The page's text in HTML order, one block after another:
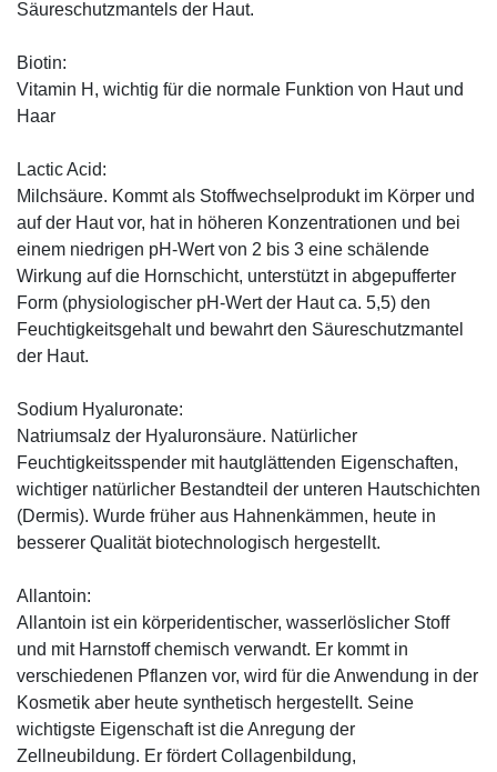
Säureschutzmantels der Haut.
Biotin:
Vitamin H, wichtig für die normale Funktion von Haut und
Haar
Lactic Acid:
Milchsäure. Kommt als Stoffwechselprodukt im Körper und
auf der Haut vor, hat in höheren Konzentrationen und bei
einem niedrigen pH-Wert von 2 bis 3 eine schälende
Wirkung auf die Hornschicht, unterstützt in abgepufferter
Form (physiologischer pH-Wert der Haut ca. 5,5) den
Feuchtigkeitsgehalt und bewahrt den Säureschutzmantel
der Haut.
Sodium Hyaluronate:
Natriumsalz der Hyaluronsäure. Natürlicher
Feuchtigkeitsspender mit hautglättenden Eigenschaften,
wichtiger natürlicher Bestandteil der unteren Hautschichten
(Dermis). Wurde früher aus Hahnenkämmen, heute in
besserer Qualität biotechnologisch hergestellt.
Allantoin:
Allantoin ist ein körperidentischer, wasserlöslicher Stoff
und mit Harnstoff chemisch verwandt. Er kommt in
verschiedenen Pflanzen vor, wird für die Anwendung in der
Kosmetik aber heute synthetisch hergestellt. Seine
wichtigste Eigenschaft ist die Anregung der
Zellneubildung. Er fördert Collagenbildung,